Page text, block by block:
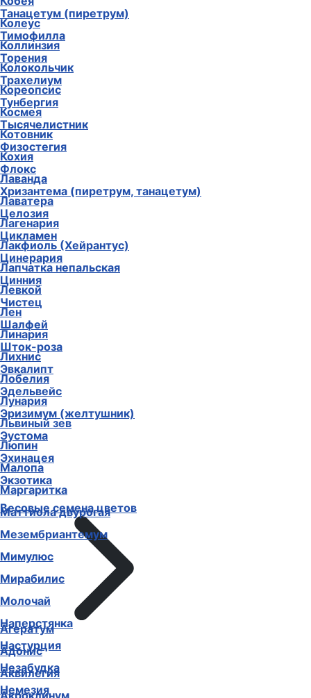
Танацетум (пиретрум)
Тимофилла
Торения
Трахелиум
Тунбергия
Тысячелистник
Физостегия
Флокс
Хризантема (пиретрум, танацетум)
Целозия
Цикламен
Цинерария
Цинния
Чистец
Шалфей
Шток-роза
Эвкалипт
Эдельвейс
Эризимум (желтушник)
Эустома
Эхинацея
Экзотика
Весовые семена цветов
Агератум
Адонис
Аквилегия
Акроклинум
Колеус
Коллинзия
Колокольчик
Кореопсис
Космея
Котовник
Кохия
Лаванда
Лаватера
Лагенария
Лакфиоль (Хейрантус)
Лапчатка непальская
Левкой
Лен
Линария
Лихнис
Лобелия
Лунария
Львиный зев
Люпин
Малопа
Маргаритка
Маттиола двурогая
Мезембриантемум
Мимулюс
Мирабилис
Молочай
Наперстянка
Настурция
Незабудка
Немезия